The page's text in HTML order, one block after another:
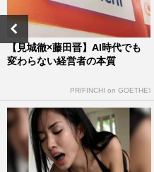
逃げ口上も
週刊女性PRIME
伊藤沙莉、
『虎に翼
減収の懐事
週刊女性2026年
元BE：
務める〈あ
【見城徹×藤田晋】AI時代でも
変わらない経営者の本質
PR(FINCHI on GOETHE)